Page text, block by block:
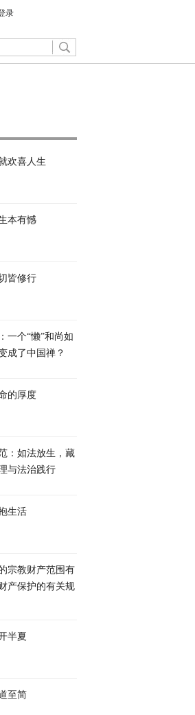
录
欢喜人生
本有憾
皆修行
一个“懒”和尚如
成了中国禅？
的厚度
：如法放生，藏
与法治践行
生活
宗教财产范围有
产保护的有关规
半夏
至简